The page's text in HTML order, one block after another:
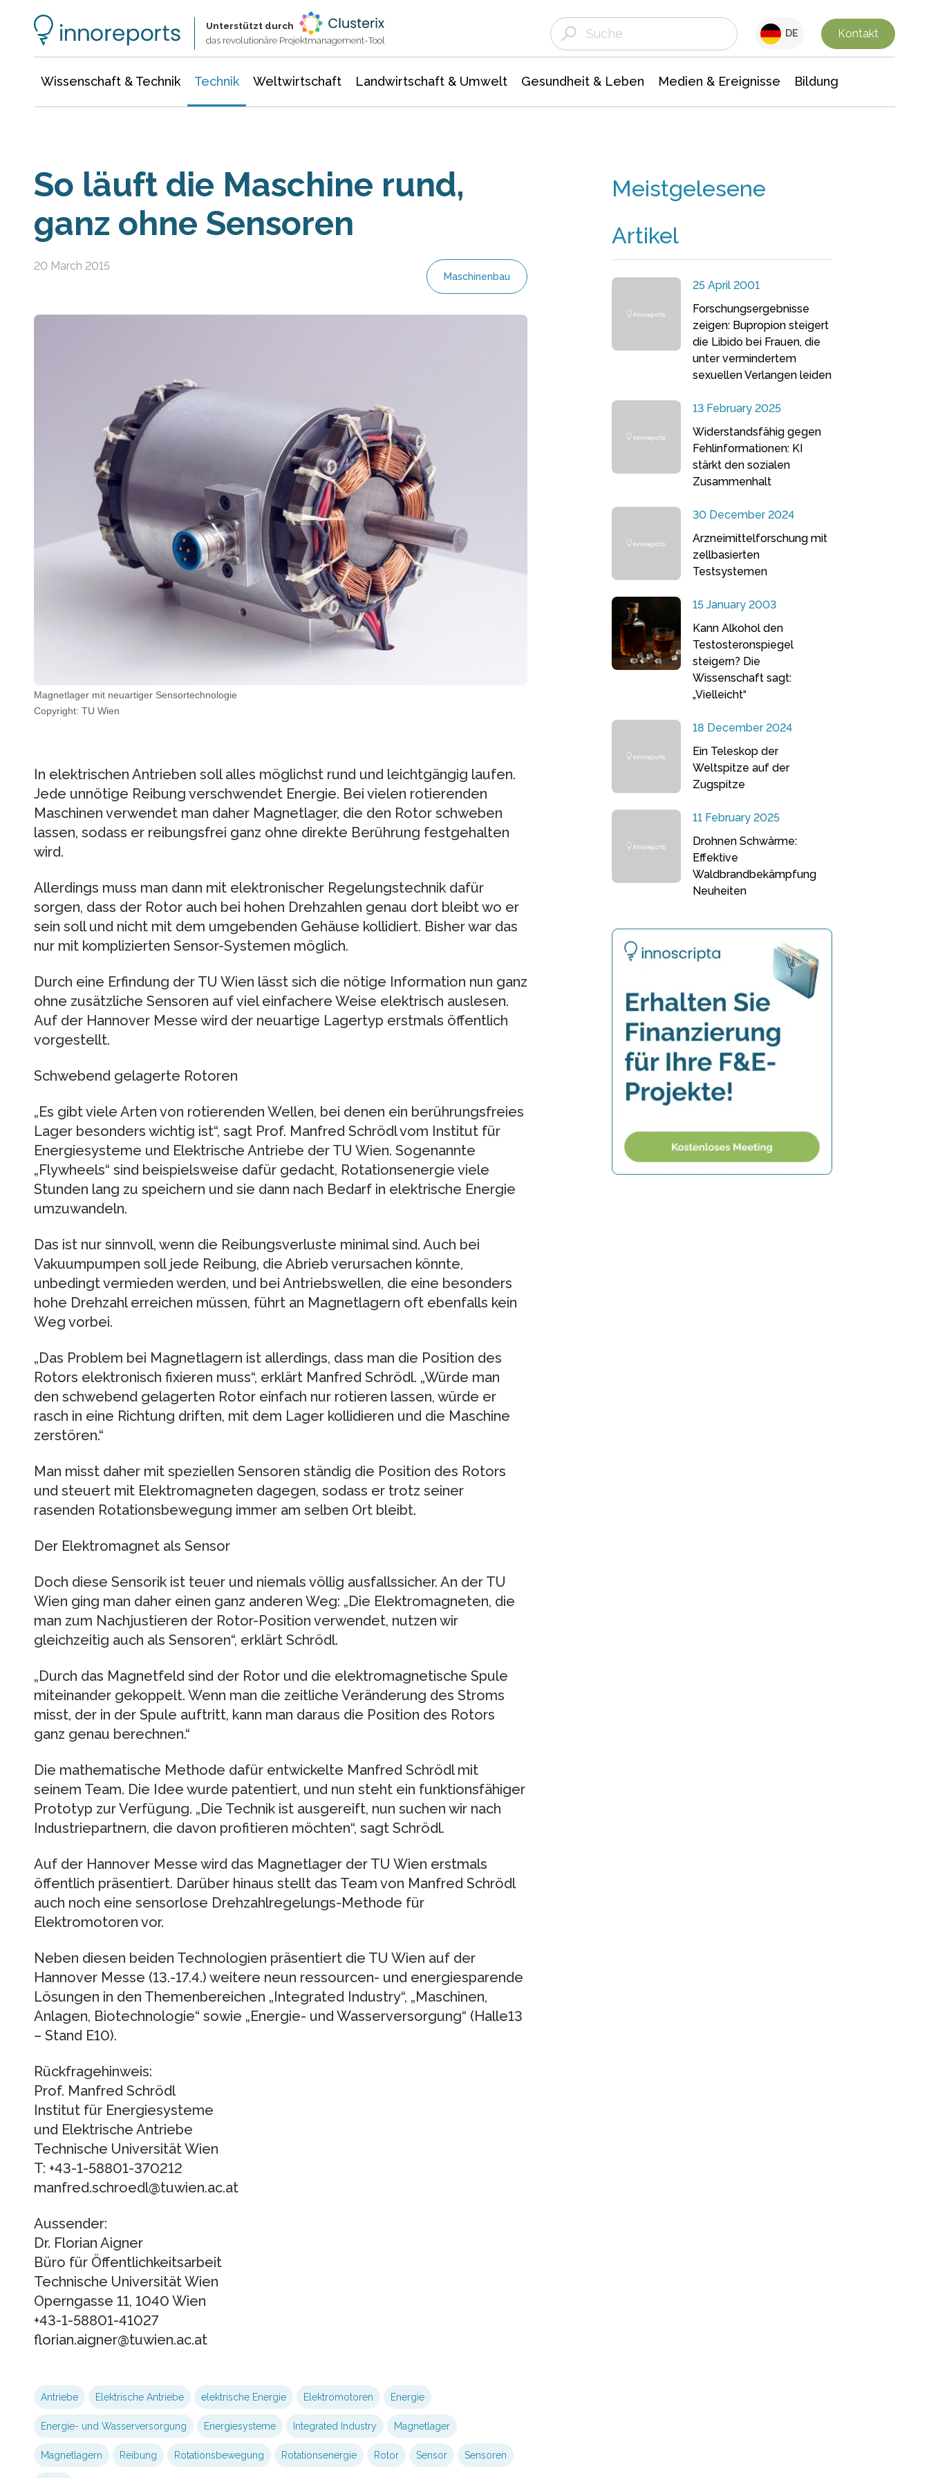
Unterstützt durch
das revolutionäre Projektmanagement-Tool
DE Kontakt
Wissenschaft & Technik Technik Weltwirtschaft Landwirtschaft & Umwelt Gesundheit & Leben Medien & Ereignisse Bildung
So läuft die Maschine rund,
ganz ohne Sensoren
20 March 2015
Maschinenbau
Magnetlager mit neuartiger Sensortechnologie
Copyright: TU Wien
In elektrischen Antrieben soll alles möglichst rund und leichtgängig laufen.
Jede unnötige Reibung verschwendet Energie. Bei vielen rotierenden
Maschinen verwendet man daher Magnetlager, die den Rotor schweben
lassen, sodass er reibungsfrei ganz ohne direkte Berührung festgehalten
wird.
Allerdings muss man dann mit elektronischer Regelungstechnik dafür
sorgen, dass der Rotor auch bei hohen Drehzahlen genau dort bleibt wo er
sein soll und nicht mit dem umgebenden Gehäuse kollidiert. Bisher war das
nur mit komplizierten Sensor-Systemen möglich.
Durch eine Erfindung der TU Wien lässt sich die nötige Information nun ganz
ohne zusätzliche Sensoren auf viel einfachere Weise elektrisch auslesen.
Auf der Hannover Messe wird der neuartige Lagertyp erstmals öffentlich
vorgestellt.
Schwebend gelagerte Rotoren
„Es gibt viele Arten von rotierenden Wellen, bei denen ein berührungsfreies
Lager besonders wichtig ist“, sagt Prof. Manfred Schrödl vom Institut für
Energiesysteme und Elektrische Antriebe der TU Wien. Sogenannte
„Flywheels“ sind beispielsweise dafür gedacht, Rotationsenergie viele
Stunden lang zu speichern und sie dann nach Bedarf in elektrische Energie
umzuwandeln.
Das ist nur sinnvoll, wenn die Reibungsverluste minimal sind. Auch bei
Vakuumpumpen soll jede Reibung, die Abrieb verursachen könnte,
unbedingt vermieden werden, und bei Antriebswellen, die eine besonders
hohe Drehzahl erreichen müssen, führt an Magnetlagern oft ebenfalls kein
Weg vorbei.
„Das Problem bei Magnetlagern ist allerdings, dass man die Position des
Rotors elektronisch fixieren muss“, erklärt Manfred Schrödl. „Würde man
den schwebend gelagerten Rotor einfach nur rotieren lassen, würde er
rasch in eine Richtung driften, mit dem Lager kollidieren und die Maschine
zerstören.“
Man misst daher mit speziellen Sensoren ständig die Position des Rotors
und steuert mit Elektromagneten dagegen, sodass er trotz seiner
rasenden Rotationsbewegung immer am selben Ort bleibt.
Der Elektromagnet als Sensor
Doch diese Sensorik ist teuer und niemals völlig ausfallssicher. An der TU
Wien ging man daher einen ganz anderen Weg: „Die Elektromagneten, die
man zum Nachjustieren der Rotor-Position verwendet, nutzen wir
gleichzeitig auch als Sensoren“, erklärt Schrödl.
„Durch das Magnetfeld sind der Rotor und die elektromagnetische Spule
miteinander gekoppelt. Wenn man die zeitliche Veränderung des Stroms
misst, der in der Spule auftritt, kann man daraus die Position des Rotors
ganz genau berechnen.“
Die mathematische Methode dafür entwickelte Manfred Schrödl mit
seinem Team. Die Idee wurde patentiert, und nun steht ein funktionsfähiger
Prototyp zur Verfügung. „Die Technik ist ausgereift, nun suchen wir nach
Industriepartnern, die davon profitieren möchten“, sagt Schrödl.
Auf der Hannover Messe wird das Magnetlager der TU Wien erstmals
öffentlich präsentiert. Darüber hinaus stellt das Team von Manfred Schrödl
auch noch eine sensorlose Drehzahlregelungs-Methode für
Elektromotoren vor.
Neben diesen beiden Technologien präsentiert die TU Wien auf der
Hannover Messe (13.-17.4.) weitere neun ressourcen- und energiesparende
Lösungen in den Themenbereichen „Integrated Industry“, „Maschinen,
Anlagen, Biotechnologie“ sowie „Energie- und Wasserversorgung“ (Halle13
– Stand E10).
Rückfragehinweis:
Prof. Manfred Schrödl
Institut für Energiesysteme
und Elektrische Antriebe
Technische Universität Wien
T: +43-1-58801-370212
manfred.schroedl@tuwien.ac.at
Aussender:
Dr. Florian Aigner
Büro für Öffentlichkeitsarbeit
Technische Universität Wien
Operngasse 11, 1040 Wien
+43-1-58801-41027
florian.aigner@tuwien.ac.at
Antriebe Elektrische Antriebe elektrische Energie Elektromotoren Energie
Energie- und Wasser­versorgung Energiesysteme Integrated Industry Magnetlager
Magnetlagern Reibung Rotationsbewegung Rotationsenergie Rotor Sensor Sensoren
Meistgelesene
Artikel
25 April 2001
Forschungsergebnisse
zeigen: Bupropion steigert
die Libido bei Frauen, die
unter vermindertem
sexuellen Verlangen leiden
13 February 2025
Widerstandsfähig gegen
Fehlinformationen: KI
stärkt den sozialen
Zusammenhalt
30 December 2024
Arzneimittelforschung mit
zellbasierten
Testsystemen
15 January 2003
Kann Alkohol den
Testosteronspiegel
steigern? Die
Wissenschaft sagt:
„Vielleicht“
18 December 2024
Ein Teleskop der
Weltspitze auf der
Zugspitze
11 February 2025
Drohnen Schwärme:
Effektive
Waldbrandbekämpfung
Neuheiten